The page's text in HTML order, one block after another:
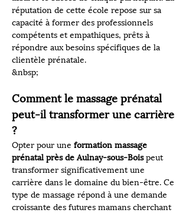
réputation de cette école repose sur sa
capacité à former des professionnels
compétents et empathiques, prêts à
répondre aux besoins spécifiques de la
clientèle prénatale.
&nbsp;
Comment le massage prénatal
peut-il transformer une carrière
?
Opter pour une formation massage
prénatal près de Aulnay-sous-Bois peut
transformer significativement une
carrière dans le domaine du bien-être. Ce
type de massage répond à une demande
croissante des futures mamans cherchant